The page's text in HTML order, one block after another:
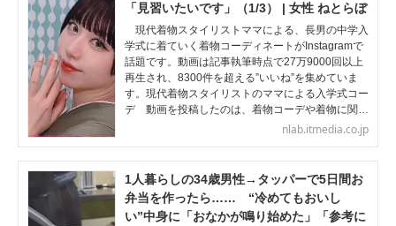
「見習いたいです」（1/3） | 女性 ねとらぼ
現代着物スタイリストママによる、長男の中学入
学式に着ていく着物コーディネートがInstagramで
話題です。動画は記事執筆時点で27万9000回以上
再生され、8300件を超える”いいね”を集めていま
す。現代着物スタイリストのママによる入学式コー
デ 動画を投稿したのは、着物コーデや着物に関…
nlab.itmedia.co.jp
1人暮らしの34歳男性→タッパーで5日間お
弁当を作ったら…… “冷めてもおいし
い”中身に「おなかが鳴り始めた」「参考に